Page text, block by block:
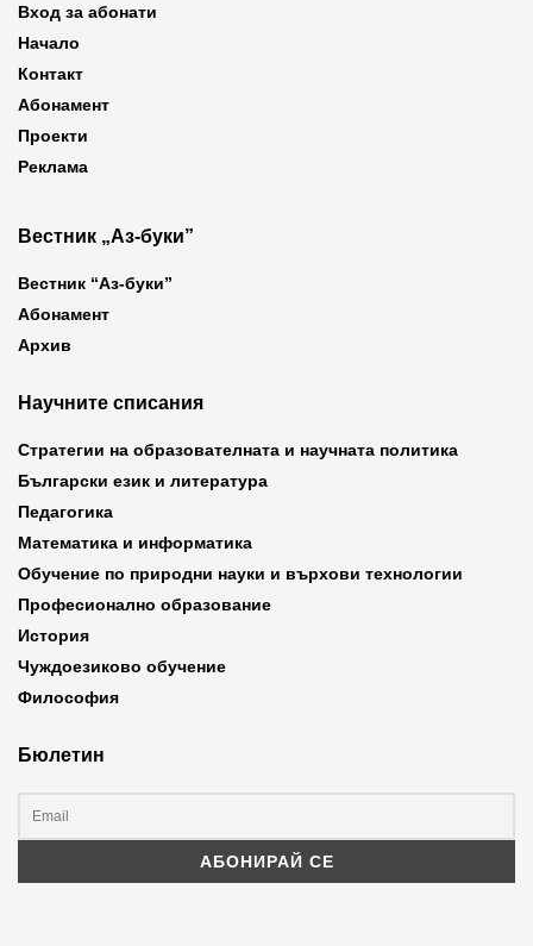
Вход за абонати
Начало
Контакт
Абонамент
Проекти
Реклама
Вестник „Аз-буки”
Вестник “Аз-буки”
Абонамент
Архив
Научните списания
Стратегии на образователната и научната политика
Български език и литература
Педагогика
Математика и информатика
Обучение по природни науки и върхови технологии
Професионално образование
История
Чуждоезиково обучение
Философия
Бюлетин